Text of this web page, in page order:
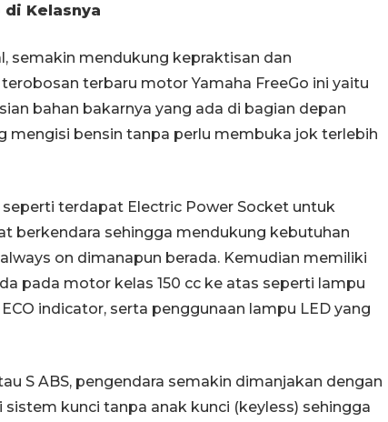
Kelasnya
semakin mendukung kepraktisan dan
terbaru motor Yamaha FreeGo ini yaitu
bahan bakarnya yang ada di bagian depan
mengisi bensin tanpa perlu membuka jok terlebih
terdapat Electric Power Socket untuk
berkendara sehingga mendukung kebutuhan
on dimanapun berada. Kemudian memiliki
pada motor kelas 150 cc ke atas seperti lampu
indicator, serta penggunaan lampu LED yang
S ABS, pengendara semakin dimanjakan dengan
kunci tanpa anak kunci (keyless) sehingga